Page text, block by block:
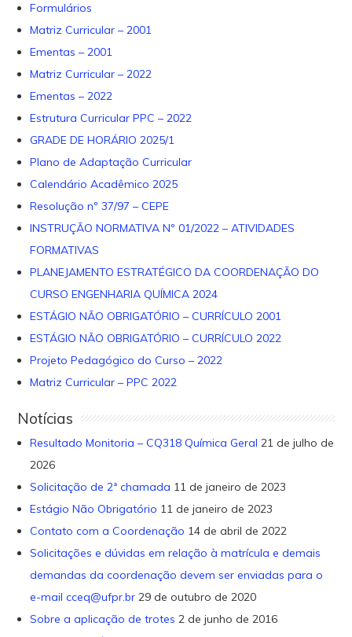
Formulários
Matriz Curricular – 2001
Ementas – 2001
Matriz Curricular – 2022
Ementas – 2022
Estrutura Curricular PPC – 2022
GRADE DE HORÁRIO 2025/1
Plano de Adaptação Curricular
Calendário Acadêmico 2025
Resolução nº 37/97 – CEPE
INSTRUÇÃO NORMATIVA Nº 01/2022 – ATIVIDADES
FORMATIVAS
PLANEJAMENTO ESTRATÉGICO DA COORDENAÇÃO DO
CURSO ENGENHARIA QUÍMICA 2024
ESTÁGIO NÃO OBRIGATÓRIO – CURRÍCULO 2001
ESTÁGIO NÃO OBRIGATÓRIO – CURRÍCULO 2022
Projeto Pedagógico do Curso – 2022
Matriz Curricular – PPC 2022
Notícias
Resultado Monitoria – CQ318 Química Geral 21 de julho de
2026
Solicitação de 2ª chamada 11 de janeiro de 2023
Estágio Não Obrigatório 11 de janeiro de 2023
Contato com a Coordenação 14 de abril de 2022
Solicitações e dúvidas em relação à matrícula e demais
demandas da coordenação devem ser enviadas para o
e-mail cceq@ufpr.br 29 de outubro de 2020
Sobre a aplicação de trotes 2 de junho de 2016